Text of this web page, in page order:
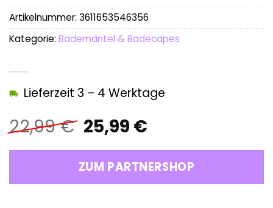
22,99€ Ursprünglicher
Preis
war:
22,99 €
25,99 €Aktueller
ist:
25,99 €.
Lieferzeit 3 – 4 Werktage
ZUM PARTNERSHOP
Artikelnummer: 3611653546356
Kategorie: Bademäntel & Badecapes